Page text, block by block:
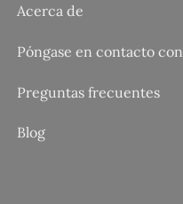
Acerca de
Póngase en contacto con
Preguntas frecuentes
Blog